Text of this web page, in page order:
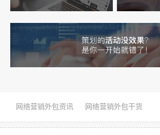
网络营销外包资讯 网络营销外包干货